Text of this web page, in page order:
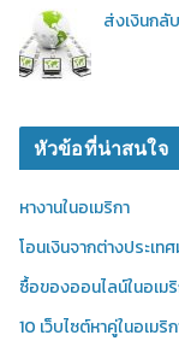
ส่งเงินกลั
หัวข้อที่น่าสนใจ
หางานในอเมริกา
โอนเงินจากต่างประเ
ซื้อของออนไลน์ในอเม
10 เว็บไซต์หาคู่ในอเม